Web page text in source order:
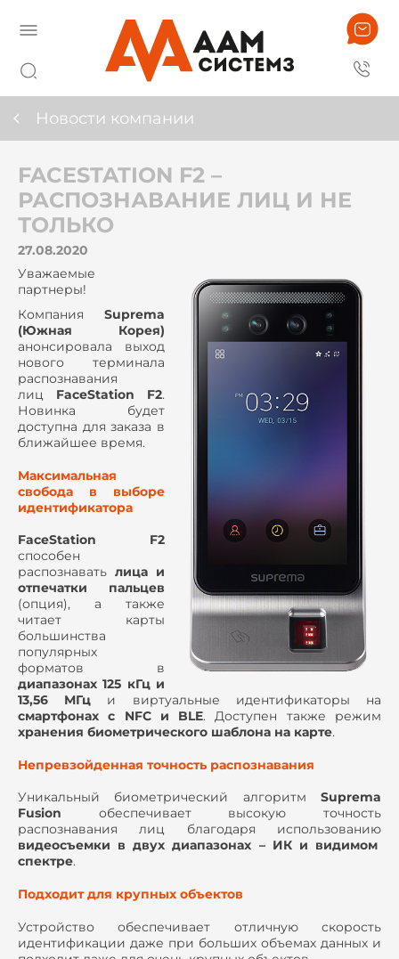
Новости компании
FACESTATION F2 –
РАСПОЗНАВАНИЕ ЛИЦ И НЕ
ТОЛЬКО
27.08.2020
Уважаемые
партнеры!
Компания Suprema
(Южная Корея)
анонсировала выход
нового терминала
распознавания
лиц FaceStation F2.
Новинка будет
доступна для заказа в
ближайшее время.
Максимальная
свобода в выборе
идентификатора
FaceStation F2
способен
распознавать лица и
отпечатки пальцев
(опция), а также
читает карты
большинства
популярных
форматов в
диапазонах125 кГц и
13,56 МГц
и виртуальные идентификаторы на
смартфонах с NFC и BLE. Доступен также режим
хранения биометрического шаблона на карте.
Непревзойденная точность распознавания
Уникальный биометрический алгоритм Suprema
Fusion обеспечивает высокую точность
распознавания лиц благодаря использованию
видеосъемки в двух диапазонах – ИК и видимом
спектре.
Подходит для крупных объектов
Устройство обеспечивает отличную скорость
идентификации даже при больших объемах данных и